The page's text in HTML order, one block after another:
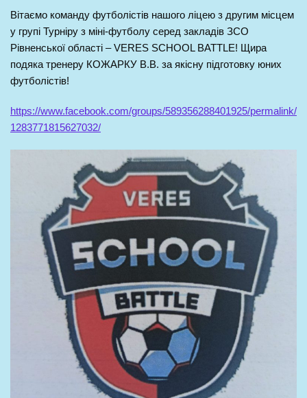
Вітаємо команду футболістів нашого ліцею з другим місцем
у групі Турніру з міні-футболу серед закладів ЗСО
Рівненської області – VERES SCHOOL BATTLE! Щира
подяка тренеру КОЖАРКУ В.В. за якісну підготовку юних
футболістів!
https://www.facebook.com/groups/589356288401925/permalink/
1283771815627032/